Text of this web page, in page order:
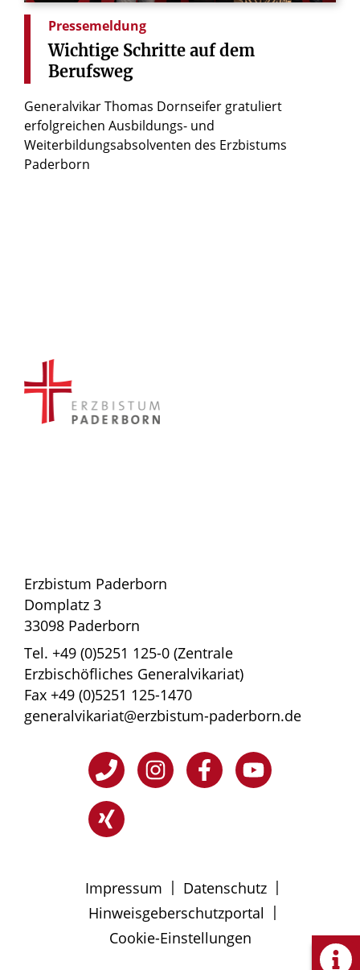
Pressemeldung
Wichtige Schritte auf dem
Berufsweg
Generalvikar Thomas Dornseifer gratuliert
erfolgreichen Ausbildungs- und
Weiterbildungsabsolventen des Erzbistums
Paderborn
Erzbistum Paderborn
Domplatz 3
33098 Paderborn
Tel. +49 (0)5251 125-0 (Zentrale
Erzbischöfliches Generalvikariat)
Fax +49 (0)5251 125-1470
generalvikariat@erzbistum-paderborn.de
Impressum | Datenschutz |
Hinweisgeberschutzportal |
Cookie-Einstellungen